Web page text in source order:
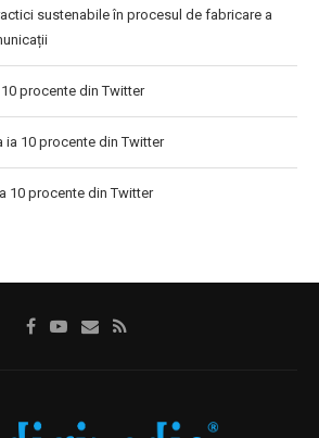
sustenabile în procesul de fabricare a
10 procente din Twitter
ia 10 procente din Twitter
10 procente din Twitter